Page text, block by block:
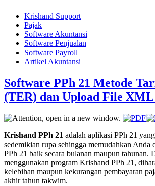
Krishand Support
Pajak
Software Akuntansi
Software Penjualan
Software Payroll
Artikel Akuntansi
Software PPh 21 Metode
(TER) dan Upload File
Krishand PPh 21 adalah aplikasi PPh 21
sedemikian rupa sehingga memudahkan Anda
PPh 21 baik secara bulanan maupun tahunan.
menggunakan program Krishand PPh 21,
kelebihan maupun kekurangan pembayaran
akhir tahun takwim.